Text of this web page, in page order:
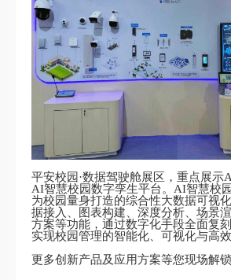
平安校园·数据驾驶舱展区，重点展示
AI智慧校园数字孪生平台。AI智慧校
为校园量身打造的综合性大数据可视
据接入、图表构建、深度分析、场景
方案等功能，通过数字化手段全面复
实现校园管理的智能化、可视化与高效
更多创新产品及应用方案等您现场解锁